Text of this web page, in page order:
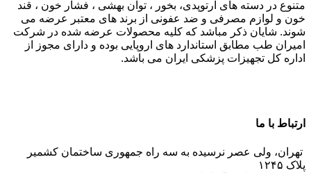
متنوع در دسته های ارتوپدی، بخور ، توان بهشی ، فشار خون ، قند
خون و لوازم مصرفی و ضد عفونی از برند های معتبر عرضه می
شوند. شایان ذکر مباشد که کلیه محصولات عرضه شده در شرکت
امیران طب مطابق استاندارد های اروپایی بوده و دارای مجوز از
اداره کل تجهیزات پزشکی ایران می باشد.
ارتباط با ما
تهران، ولی عصر نرسیده به سه راه جمهوری ساختمان کشمیر
پلاک ۱۲۴۵